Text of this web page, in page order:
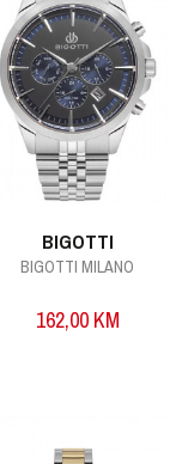
BIGOTTI
BIGOTTI MILANO
162,00 KM